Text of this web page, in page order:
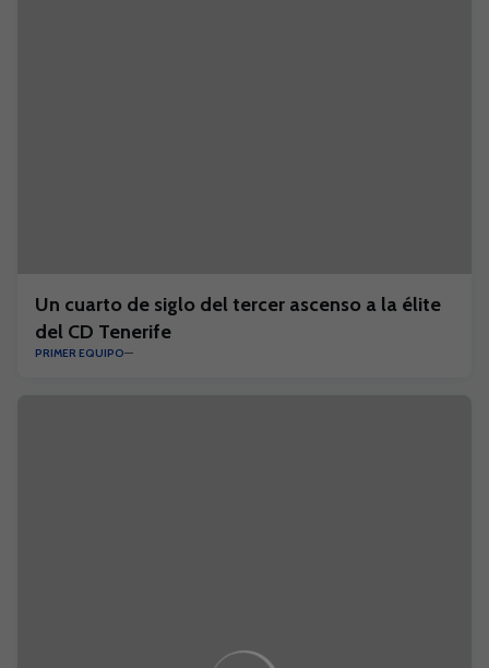
Un cuarto de siglo del tercer ascenso a la élite
del CD Tenerife
PRIMER EQUIPO